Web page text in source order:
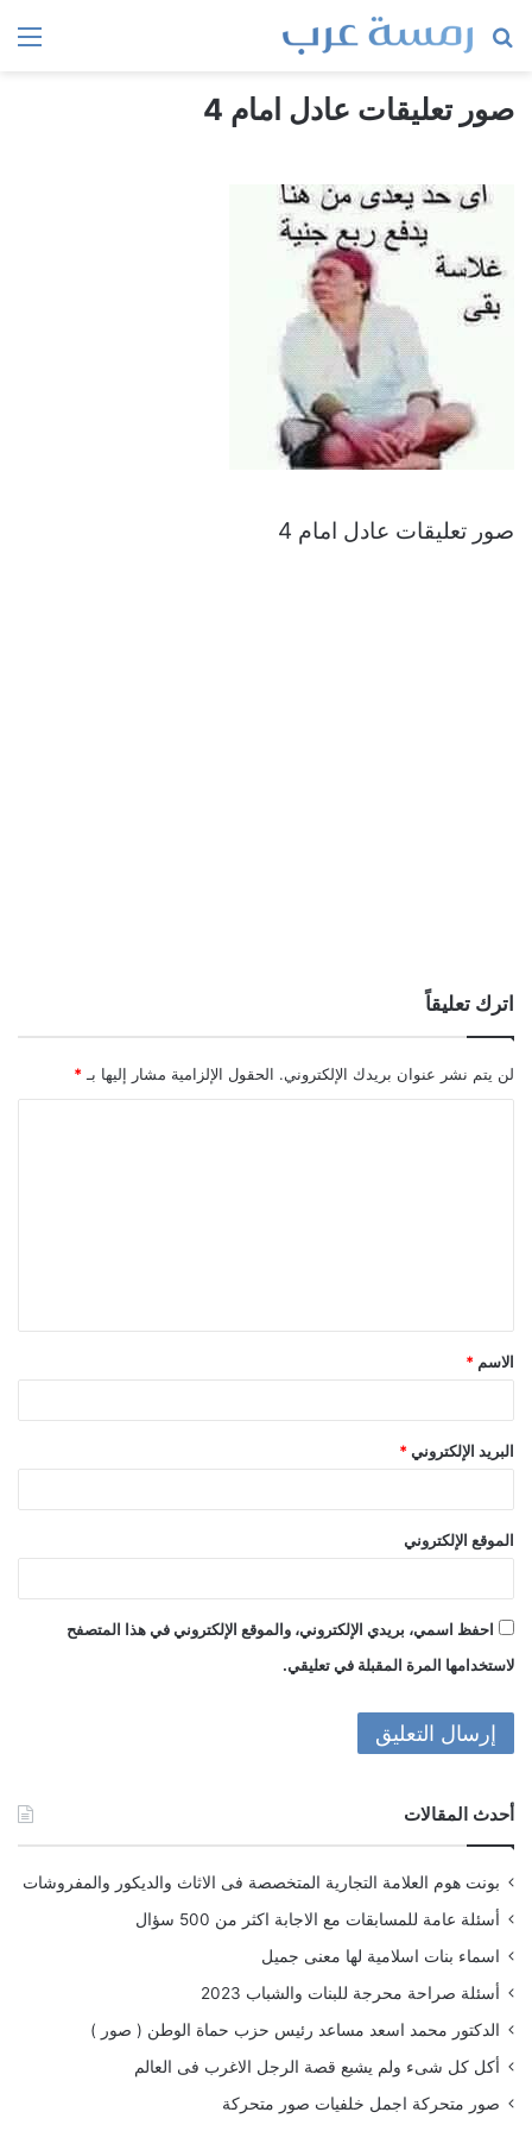
بحث
صور تعليقات عادل امام 4
صور تعليقات عادل امام 4
اترك تعليقاً
لن يتم نشر عنوان بريدك الإلكتروني. الحقول الإلزامية مشار إليها بـ *
ق
*
الاسم *
البريد الإلكتروني *
الموقع الإلكتروني
احفظ اسمي، بريدي الإلكتروني، والموقع الإلكتروني في هذا المتصفح
لاستخدامها المرة المقبلة في تعليقي.
أحدث المقالات
بونت هوم العلامة التجارية المتخصصة فى الاثاث والديكور والمفروشات
أسئلة عامة للمسابقات مع الاجابة اكثر من 500 سؤال
اسماء بنات اسلامية لها معنى جميل
أسئلة صراحة محرجة للبنات والشباب 2023
الدكتور محمد اسعد مساعد رئيس حزب حماة الوطن ( صور )
أكل كل شىء ولم يشبع قصة الرجل الاغرب فى العالم
صور متحركة اجمل خلفيات صور متحركة